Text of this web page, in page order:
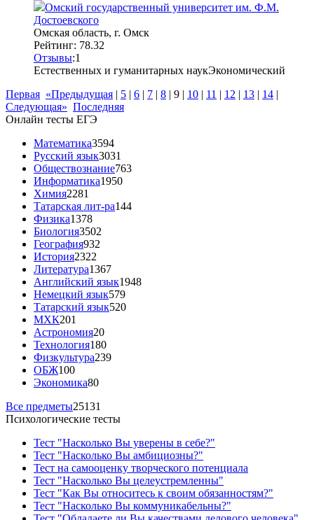
Омский государственный университет им. Ф.М.
Достоевского
Омская область, г. Омск
Рейтинг: 78.32
Отзывы:1
Естественных и гуманитарных наукЭкономический
Первая «Предыдущая | 5 | 6 | 7 | 8 | 9 | 10 | 11 | 12 | 13 | 14 |
Следующая» Последняя
Онлайн тесты ЕГЭ
Математика3594
Русский язык3031
Обществознание763
Информатика1950
Химия2281
Татарская лит-ра144
Физика1378
Биология3502
География932
История2322
Литература1367
Английский язык1948
Немецкий язык579
Татарский язык520
МХК201
Астрономия20
Технология180
Физкультура239
ОБЖ100
Экономика80
Все предметы25131
Психологические тесты
Тест "Насколько Вы уверены в себе?"
Тест "Насколько Вы амбициозны?"
Тест на самооценку творческого потенциала
Тест "Насколько Вы целеустремленны"
Тест "Как Вы относитесь к своим обязанностям?"
Тест "Насколько Вы коммуникабельны?"